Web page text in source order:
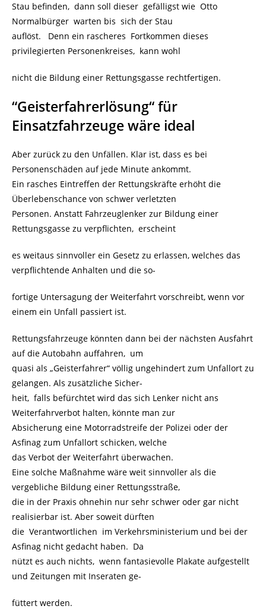
Stau befinden, dann soll dieser gefälligst wie Otto
Normalbürger warten bis sich der Stau
auflöst. Denn ein rascheres Fortkommen dieses
privilegierten Personenkreises, kann wohl
nicht die Bildung einer Rettungsgasse rechtfertigen.
“Geisterfahrerlösung“ für
Einsatzfahrzeuge wäre ideal
Aber zurück zu den Unfällen. Klar ist, dass es bei
Personenschäden auf jede Minute ankommt.
Ein rasches Eintreffen der Rettungskräfte erhöht die
Überlebenschance von schwer verletzten
Personen. Anstatt Fahrzeuglenker zur Bildung einer
Rettungsgasse zu verpflichten, erscheint
es weitaus sinnvoller ein Gesetz zu erlassen, welches das
verpflichtende Anhalten und die so-
fortige Untersagung der Weiterfahrt vorschreibt, wenn vor
einem ein Unfall passiert ist.
Rettungsfahrzeuge könnten dann bei der nächsten Ausfahrt
auf die Autobahn auffahren, um
quasi als „Geisterfahrer“ völlig ungehindert zum Unfallort zu
gelangen. Als zusätzliche Sicher-
heit, falls befürchtet wird das sich Lenker nicht ans
Weiterfahrverbot halten, könnte man zur
Absicherung eine Motorradstreife der Polizei oder der
Asfinag zum Unfallort schicken, welche
das Verbot der Weiterfahrt überwachen.
Eine solche Maßnahme wäre weit sinnvoller als die
vergebliche Bildung einer Rettungsstraße,
die in der Praxis ohnehin nur sehr schwer oder gar nicht
realisierbar ist. Aber soweit dürften
die Verantwortlichen im Verkehrsministerium und bei der
Asfinag nicht gedacht haben. Da
nützt es auch nichts, wenn fantasievolle Plakate aufgestellt
und Zeitungen mit Inseraten ge-
füttert werden.